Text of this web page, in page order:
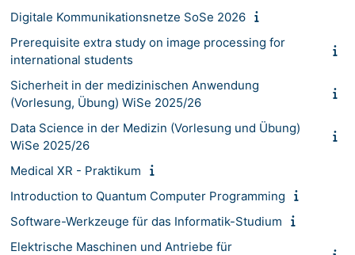
Digitale Kommunikationsnetze SoSe 2026
Prerequisite extra study on image processing for
international students
Sicherheit in der medizinischen Anwendung
(Vorlesung, Übung) WiSe 2025/26
Data Science in der Medizin (Vorlesung und Übung)
WiSe 2025/26
Medical XR - Praktikum
Introduction to Quantum Computer Programming
Software-Werkzeuge für das Informatik-Studium
Elektrische Maschinen und Antriebe für